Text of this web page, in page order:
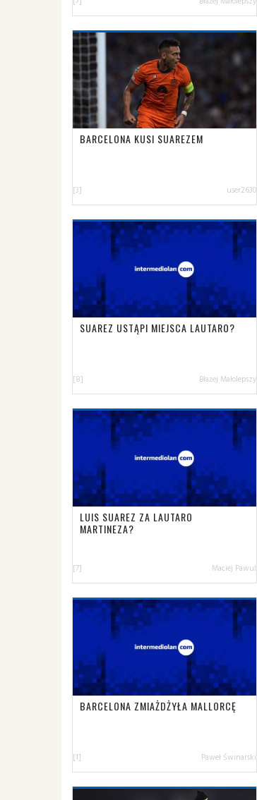
BARCELONA KUSI SUAREZEM
[3] user2630
SUAREZ USTĄPI MIEJSCA LAUTARO?
[8] Błażej Małolepszy
LUIS SUAREZ ZA LAUTARO
MARTINEZA?
[7] Maciej Pawul
BARCELONA ZMIAŻDŻYŁA MALLORCĘ
[1] Paweł Świnarski